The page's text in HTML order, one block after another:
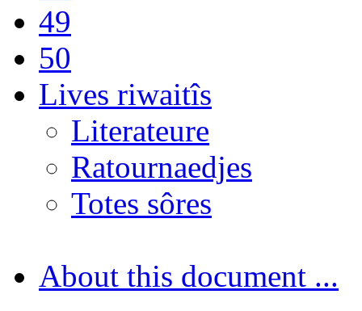
49
50
Lives riwaitîs
Literateure
Ratournaedjes
Totes sôres
About this document ...